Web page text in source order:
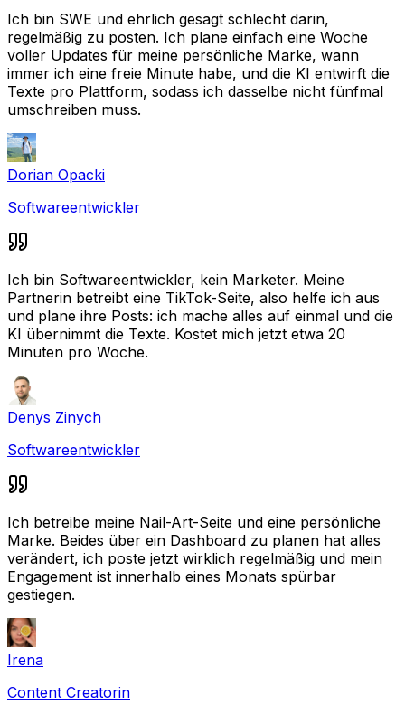
Ich bin SWE und ehrlich gesagt schlecht darin,
regelmäßig zu posten. Ich plane einfach eine Woche
voller Updates für meine persönliche Marke, wann
immer ich eine freie Minute habe, und die KI entwirft die
Texte pro Plattform, sodass ich dasselbe nicht fünfmal
umschreiben muss.
Dorian Opacki
Softwareentwickler
Ich bin Softwareentwickler, kein Marketer. Meine
Partnerin betreibt eine TikTok-Seite, also helfe ich aus
und plane ihre Posts: ich mache alles auf einmal und die
KI übernimmt die Texte. Kostet mich jetzt etwa 20
Minuten pro Woche.
Denys Zinych
Softwareentwickler
Ich betreibe meine Nail-Art-Seite und eine persönliche
Marke. Beides über ein Dashboard zu planen hat alles
verändert, ich poste jetzt wirklich regelmäßig und mein
Engagement ist innerhalb eines Monats spürbar
gestiegen.
Irena
Content Creatorin